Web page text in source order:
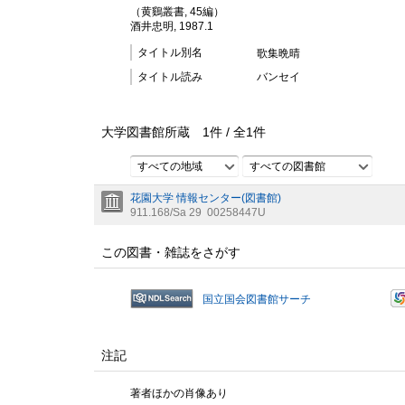
（黄鷄叢書, 45編）
酒井忠明, 1987.1
タイトル別名
歌集晩晴
タイトル読み
バンセイ
大学図書館所蔵 1件 / 全1件
すべての地域 すべての図書館
花園大学 情報センター(図書館)
911.168/Sa 29 00258447U
この図書・雑誌をさがす
国立国会図書館サーチ
注記
著者ほかの肖像あり